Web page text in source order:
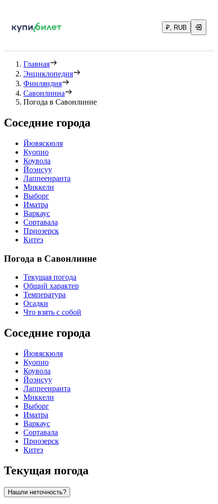
₽, RUB
Главная
Энциклопедия
Финляндия
Савонлинна
Погода в Савонлинне
Соседние города
Йювяскюля
Куопио
Коувола
Йоэнсуу
Лаппеенранта
Миккели
Выборг
Иматра
Варкаус
Сортавала
Приозерск
Китеэ
Погода в Савонлинне
Текущая погода
Общий характер
Температура
Осадки
Что взять с собой
Соседние города
Йювяскюля
Куопио
Коувола
Йоэнсуу
Лаппеенранта
Миккели
Выборг
Иматра
Варкаус
Сортавала
Приозерск
Китеэ
Текущая погода
Нашли неточность?